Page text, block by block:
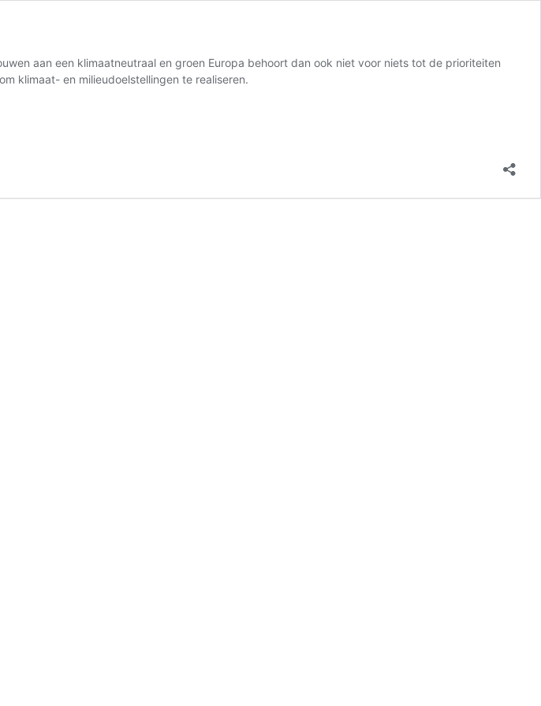
aan een klimaatneutraal en groen Europa behoort dan ook niet voor niets tot de prioriteiten
klimaat- en milieudoelstellingen te realiseren.